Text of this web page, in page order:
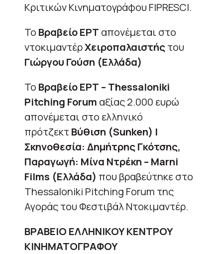
Κριτικών Κινηματογράφου FIPRESCI.
Το Βραβείο ΕΡΤ απονέμεται στο
ντοκιμαντέρΧειροπαλαιστήςτου
Γιώργου Γούση (Ελλάδα)
Το Βραβείο ΕΡΤ – Thessaloniki
Pitching Forum αξίας 2.000 ευρώ
απονέμεται στο ελληνικό
πρότζεκτ Βύθιση (Sunken) |
Σκηνοθεσία: Δημήτρης Γκότσης,
Παραγωγή: Μίνα Ντρέκη – Marni
Films (Ελλάδα) που βραβεύτηκε στο
Thessaloniki Pitching Forum της
Αγοράς του Φεστιβάλ Ντοκιμαντέρ.
ΒΡΑΒΕΙΟ ΕΛΛΗΝΙΚΟΥ ΚΕΝΤΡΟΥ
ΚΙΝΗΜΑΤΟΓΡΑΦΟΥ